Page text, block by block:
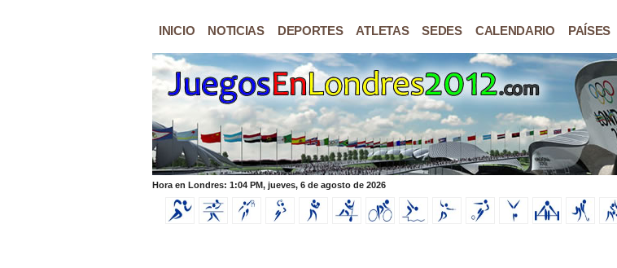
INICIO NOTICIAS DEPORTES ATLETAS SEDES CALENDARIO PAÍSES
Hora en Londres: 1:04 PM, jueves, 6 de agosto de 2026